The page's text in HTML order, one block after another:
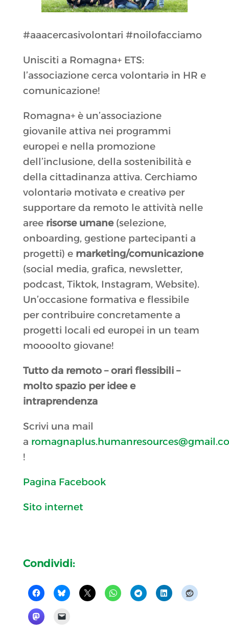
#aaacercasivolontari #noilofacciamo
Unisciti a Romagna+ ETS:
l’associazione cerca volontariə in HR e
comunicazione!
Romagna+ è un’associazione
giovanile attiva nei programmi
europei e nella promozione
dell’inclusione, della sostenibilità e
della cittadinanza attiva. Cerchiamo
volontariə motivatə e creativə per
supportare da remoto le attività nelle
aree risorse umane(selezione,
onboarding, gestione partecipanti a
progetti) e marketing/comunicazione
(social media, grafica, newsletter,
podcast, Tiktok, Instagram, Website).
Un’occasione formativa e flessibile
per contribuire concretamente a
progetti locali ed europei in un team
moooolto giovane!
Tutto da remoto – orari flessibili –
molto spazio per idee e
intraprendenza
Scrivi una mail
a
!
Pagina Facebook
Sito internet
Condividi: